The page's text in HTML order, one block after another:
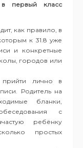
в первый класс
как правило, в
к 31.8 уже
и конкретные
городов или
лично в
Родитель на
бланки,
с
ребёнку
простых